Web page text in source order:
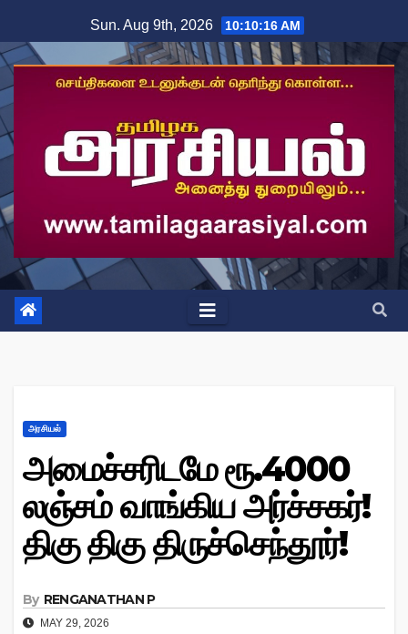
to
content
Sun. Aug 9th, 2026 10:10:17 AM
அரசியல்
அமைச்சரிடமே ரூ.4000
லஞ்சம் வாங்கிய அர்ச்சகர்!
திகு திகு திருச்செந்தூர்!
By RENGANATHAN P
MAY 29, 2026